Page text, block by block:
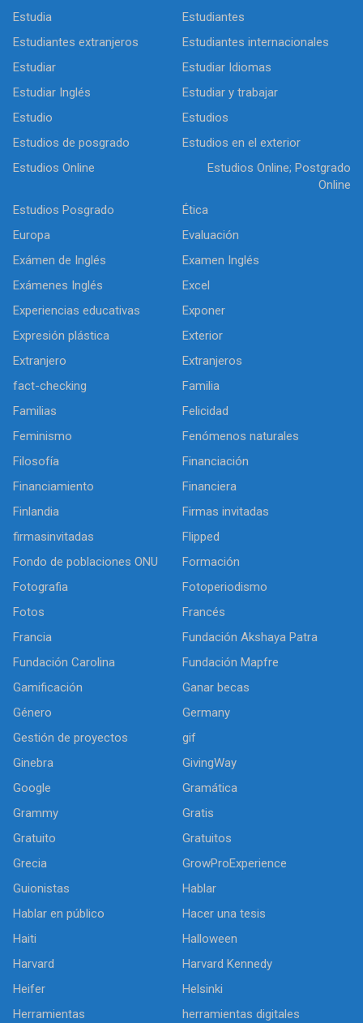
Estudia
Estudiantes
Estudiantes extranjeros
Estudiantes internacionales
Estudiar
Estudiar Idiomas
Estudiar Inglés
Estudiar y trabajar
Estudio
Estudios
Estudios de posgrado
Estudios en el exterior
Estudios Online
Estudios Online; Postgrado
Online
Estudios Posgrado
Ética
Europa
Evaluación
Exámen de Inglés
Examen Inglés
Exámenes Inglés
Excel
Experiencias educativas
Exponer
Expresión plástica
Exterior
Extranjero
Extranjeros
fact-checking
Familia
Familias
Felicidad
Feminismo
Fenómenos naturales
Filosofía
Financiación
Financiamiento
Financiera
Finlandia
Firmas invitadas
firmasinvitadas
Flipped
Fondo de poblaciones ONU
Formación
Fotografia
Fotoperiodismo
Fotos
Francés
Francia
Fundación Akshaya Patra
Fundación Carolina
Fundación Mapfre
Gamificación
Ganar becas
Género
Germany
Gestión de proyectos
gif
Ginebra
GivingWay
Google
Gramática
Grammy
Gratis
Gratuito
Gratuitos
Grecia
GrowProExperience
Guionistas
Hablar
Hablar en público
Hacer una tesis
Haiti
Halloween
Harvard
Harvard Kennedy
Heifer
Helsinki
Herramientas
herramientas digitales